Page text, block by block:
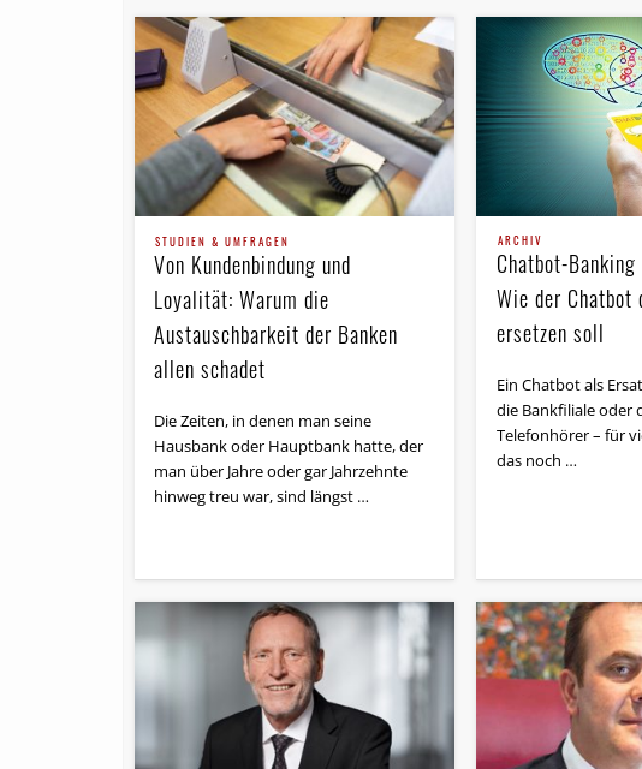
STUDIEN & UMFRAGEN
Von Kundenbindung und
Loyalität: Warum die
Austauschbarkeit der Banken
allen schadet
Die Zeiten, in denen man seine
Hausbank oder Hauptbank hatte, der
man über Jahre oder gar Jahrzehnte
hinweg treu war, sind längst …
ARCHIV
Chatbot-
Wie der
ersetzen soll
Ein Chatbot als
die Bankfiliale oder
Telefonhörer – für
das noch …